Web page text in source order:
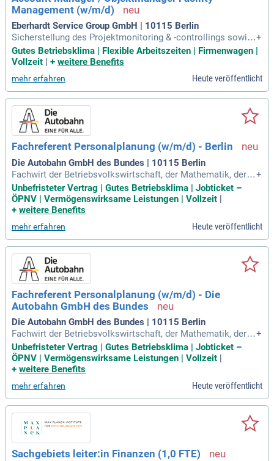
Management (w/m/d)
Eberhardt Service Group GmbH | 10115 Berlin
Sicherstellung des Projektmonitoring & -controllings sowie
Durchführung von Kostenanalysen und Einleitung von Maßn
ahmen. Sicherstellung einer reibungslosen Kommunikation
+
Gutes Betriebsklima | Flexible Arbeitszeiten | Firmenwagen |
Vollzeit
+ weitere Benefits
mehr erfahren Heute veröffentlicht
Fachreferent Personalplanung (w/m/d) - Berlin
Die Autobahn GmbH des Bundes | 10115 Berlin
Fachwirt der Betriebsvolkswirtschaft, der Mathematik, der V
erwaltungswissenschaften oder einer vergleichbaren Fachri
chtung mit dem Schwerpunkt Controlling, Personalplanung/​
Personalcontrolling oder gleichwertige Kenntnisse, Fähigkei
+
Unbefristeter Vertrag | Gutes Betriebsklima | Jobticket –
ÖPNV | Vermögenswirksame Leistungen | Vollzeit |
+ weitere Benefits
mehr erfahren Heute veröffentlicht
Fachreferent Personalplanung (w/m/d) - Die
Autobahn GmbH des Bundes
Die Autobahn GmbH des Bundes | 10115 Berlin
Fachwirt der Betriebsvolkswirtschaft, der Mathematik, der V
erwaltungswissenschaften oder einer vergleichbaren Fachri
chtung mit dem Schwerpunkt Controlling, Personalplanung/​
Personalcontrolling oder gleichwertige Kenntnisse, Fähigkei
+
Unbefristeter Vertrag | Gutes Betriebsklima | Jobticket –
ÖPNV | Vermögenswirksame Leistungen | Vollzeit |
+ weitere Benefits
mehr erfahren Heute veröffentlicht
Sachgebiets leiter:in Finanzen (1,0 FTE)